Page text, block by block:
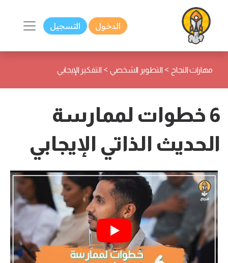
الدخول التسجيل
مهارات النجاح > التطوير الشخصي > التفكير الإيجابي
6 خطوات لممارسة
الحديث الذاتي الإيجابي